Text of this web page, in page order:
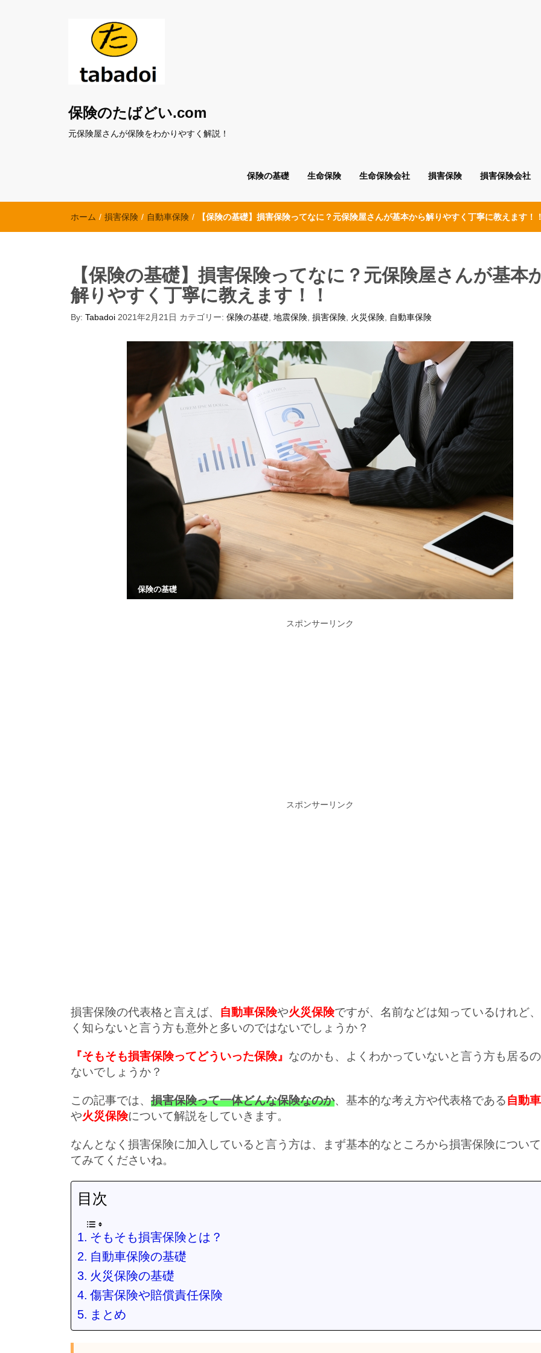
保険のたばどい.com
元保険屋さんが保険をわかりやすく解説！
保険の基礎 生命保険 生命保険会社 損害保険 損害保険会社
ホーム / 損害保険 / 自動車保険 / 【保険の基礎】損害保険ってなに？元保険屋さんが基本から解りやすく丁寧に教えます！
【保険の基礎】損害保険ってなに？元保険屋さんが基本
解りやすく丁寧に教えます！！
By: Tabadoi 2021年2月21日 カテゴリー: 保険の基礎 地震保険 損害保険 火災保険 自動車保険
保険の基礎
スポンサーリンク
スポンサーリンク
損害保険の代表格と言えば、 自動車保険や火災保険ですが、名前などは知っているけれど
く知らないと言う方も意外と多いのではないでしょうか？
『そもそも損害保険ってどういった保険』 なのかも、よくわかっていないと言う方も居る
ないでしょうか？
この記事では、 損害保険って一体どんな保険なのか、基本的な考え方や代表格である自動
や火災保険について解説をしていきます。
なんとなく損害保険に加入していると言う方は、まず基本的なところから損害保険につい
てみてくださいね。
目次
そもそも損害保険とは？
自動車保険の基礎
火災保険の基礎
傷害保険や賠償責任保険
まとめ